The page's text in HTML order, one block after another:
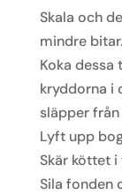
Skala och
mindre bitar.
Koka
kryddorna i
släpper
Lyft upp
Skär köttet
Sila fonden